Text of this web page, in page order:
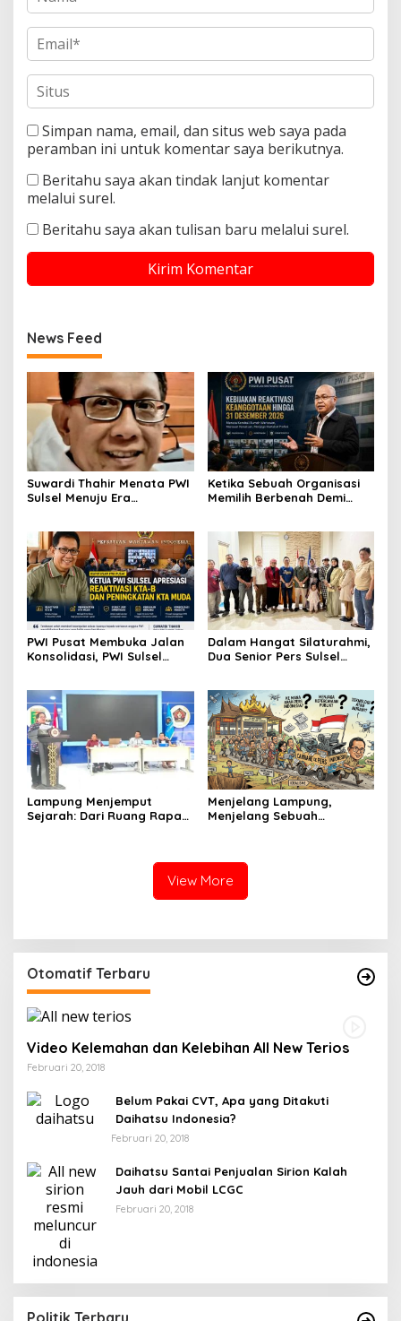
Simpan nama, email, dan situs web saya pada
peramban ini untuk komentar saya berikutnya.
Beritahu saya akan tindak lanjut komentar
melalui surel.
Beritahu saya akan tulisan baru melalui surel.
News Feed
Suwardi Thahir Menata PWI
Sulsel Menuju Era
Ketika Sebuah Organisasi
Memilih Berbenah Demi
PWI Pusat Membuka Jalan
Konsolidasi, PWI Sulsel
Dalam Hangat Silaturahmi,
Dua Senior Pers Sulsel
Lampung Menjemput
Sejarah: Dari Ruang Rapat
Menjelang Lampung,
Menjelang Sebuah
View More
Otomatif Terbaru
Video Kelemahan dan Kelebihan All New Terios
Februari 20, 2018
Belum Pakai CVT, Apa yang Ditakuti
Daihatsu Indonesia?
Februari 20, 2018
Daihatsu Santai Penjualan Sirion Kalah
Jauh dari Mobil LCGC
Februari 20, 2018